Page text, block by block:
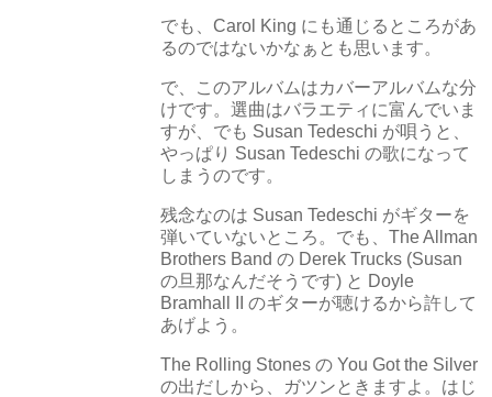
でも、Carol King にも通じるところがあ
るのではないかなぁとも思います。
で、このアルバムはカバーアルバムな分
けです。選曲はバラエティに富んでいま
すが、でも Susan Tedeschi が唄うと、
やっぱり Susan Tedeschi の歌になって
しまうのです。
残念なのは Susan Tedeschi がギターを
弾いていないところ。でも、The Allman
Brothers Band の Derek Trucks (Susan
の旦那なんだそうです) と Doyle
Bramhall II のギターが聴けるから許して
あげよう。
The Rolling Stones の You Got the Silver
の出だしから、ガツンときますよ。はじ